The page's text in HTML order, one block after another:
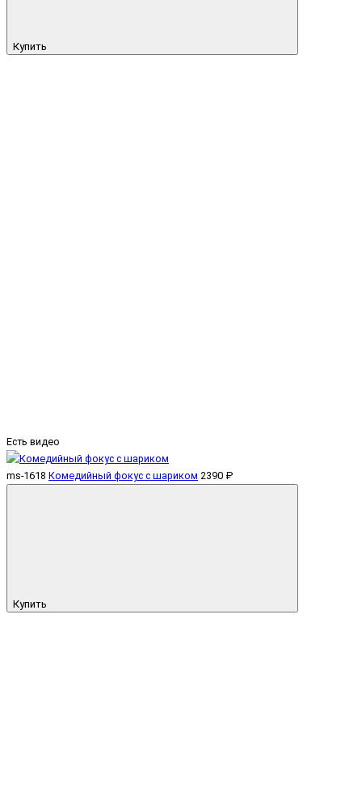
Купить
Есть видео
ms-1618 Комедийный фокус c шариком 2390 ₽
Купить